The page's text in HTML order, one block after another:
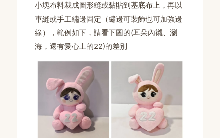
小塊布料裁成圖形縫或黏貼到基底布上，再以
車縫或手工繡邊固定（繡邊可裝飾也可加強邊
緣），範例如下，請看下圖的(耳朵內襯、瀏
海，還有愛心上的22)的差別